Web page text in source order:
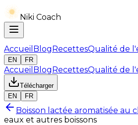
Niki Coach
Accueil BlogRecettesQualité de
EN
FR
Accueil BlogRecettesQualité de
Télécharger
EN
FR
Boisson lactée aromatisée au
eaux et autres boissons